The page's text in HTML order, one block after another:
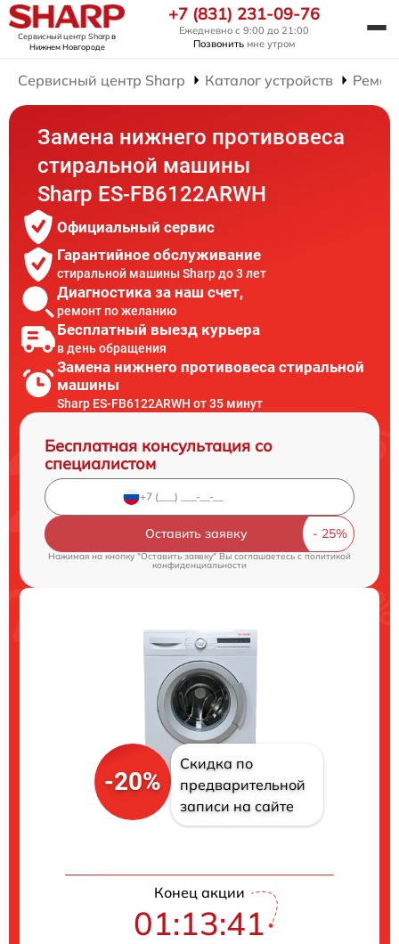
Сервисный центр Sharpв
Нижнем Новгороде
+7 (831) 231-09-76
Ежедневно с 9:00 до 21:00
Позвонить мне утром
Сервисный центр Sharp Каталог устройств
Замена нижнего противовеса
стиральной машины
Sharp ES-FB6122ARWH
Официальный сервис
Гарантийное обслуживание
стиральной машины Sharp до 3 лет
Диагностика за наш счет,
ремонт по желанию
Бесплатный выезд курьера
в день обращения
Замена нижнего противовеса стиральной
машины
Sharp ES-FB6122ARWH от 35 минут
Бесплатная консультация со
специалистом
Оставить заявку
Нажимая на кнопку "Оставить заявку" Вы соглашаетесь cполитикой
конфиденциальности
-20%
Скидка по
предварительной
записи на сайте
Конец акции
01:13:41